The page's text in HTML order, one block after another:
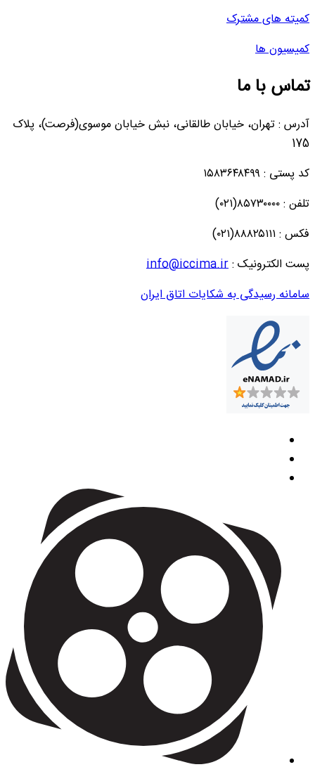
کمیته های مشترک
کمیسیون ها
تماس با ما
آدرس : تهران، خیابان طالقانی، نبش خیابان موسوی(فرصت)، پلاک
175
کد پستی : ۱۵۸۳۶۴۸۴۹۹
تلفن : ۸۵۷۳۰۰۰۰(۰۲۱)
فکس : ۸۸۸۲۵۱۱۱(۰۲۱)
پست الکترونیک :info@iccima.ir
سامانه رسیدگی به شکایات اتاق ایران